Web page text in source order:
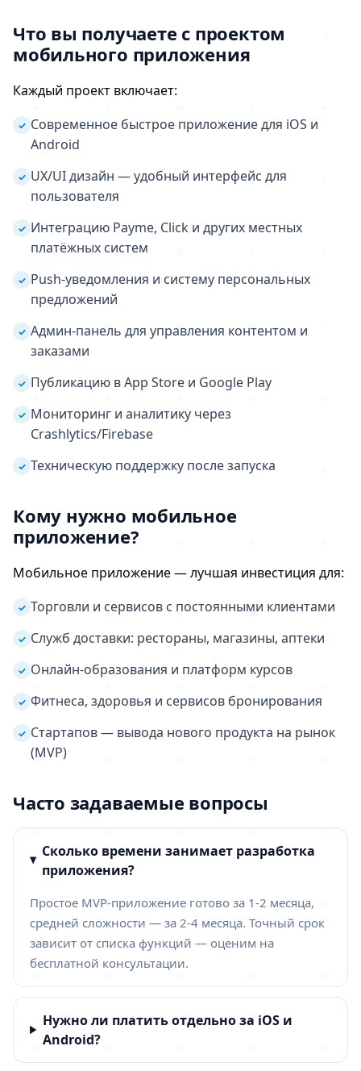
Что вы получаете с проектом
мобильного приложения
Каждый проект включает:
✓ Современное быстрое приложение для iOS и
Android
✓ UX/UI дизайн — удобный интерфейс для
пользователя
✓ Интеграцию Payme, Click и других местных
платёжных систем
✓ Push-уведомления и систему персональных
предложений
✓ Админ-панель для управления контентом и
заказами
✓ Публикацию в App Store и Google Play
✓ Мониторинг и аналитику через
Crashlytics/Firebase
✓ Техническую поддержку после запуска
Кому нужно мобильное
приложение?
Мобильное приложение — лучшая инвестиция для:
✓ Торговли и сервисов с постоянными клиентами
✓ Служб доставки: рестораны, магазины, аптеки
✓ Онлайн-образования и платформ курсов
✓ Фитнеса, здоровья и сервисов бронирования
✓ Стартапов — вывода нового продукта на рынок
(MVP)
Часто задаваемые вопросы
Сколько времени занимает разработка
приложения?
Простое MVP-приложение готово за 1-2 месяца,
средней сложности — за 2-4 месяца. Точный срок
зависит от списка функций — оценим на
бесплатной консультации.
Нужно ли платить отдельно за iOS и
Android?